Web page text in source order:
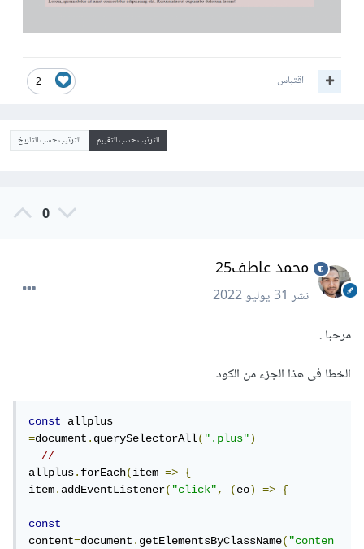
2 اقتباس
الترتيب حسب التقييم الترتيب حسب التاريخ
0
محمد عاطف25
نشر31 يوليو 2022
مرحبا .
الخطا فى هذا الجزء من الكود
const
=document.querySelectorAll(".plus")
//
allplus.forEach(item =>
{
item.addEventListener("click", (eo) => {
const
content=document.getElementsByClassName("conten